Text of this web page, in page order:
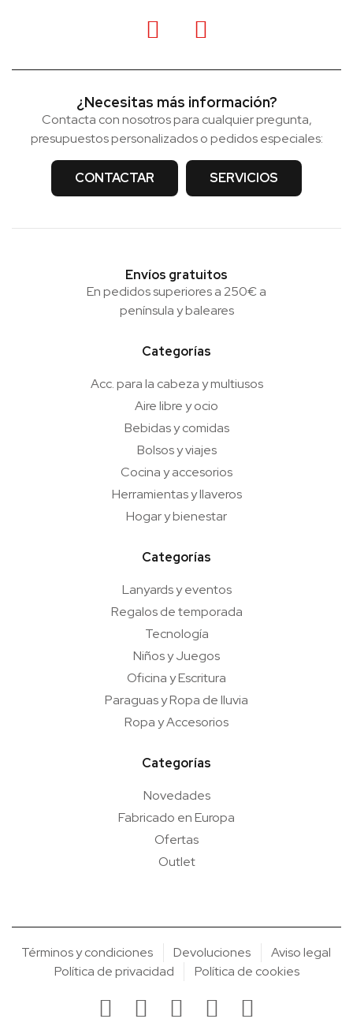
¿Necesitas más información?
Contacta con nosotros para cualquier pregunta,
presupuestos personalizados o pedidos especiales:
CONTACTAR SERVICIOS
Envíos gratuitos
En pedidos superiores a 250€ a
península y baleares
Categorías
Acc. para la cabeza y multiusos
Aire libre y ocio
Bebidas y comidas
Bolsos y viajes
Cocina y accesorios
Herramientas y llaveros
Hogar y bienestar
Categorías
Lanyards y eventos
Regalos de temporada
Tecnología
Niños y Juegos
Oficina y Escritura
Paraguas y Ropa de lluvia
Ropa y Accesorios
Categorías
Novedades
Fabricado en Europa
Ofertas
Outlet
Términos y condiciones Devoluciones
Aviso legal
Política de privacidad
Política de cookies